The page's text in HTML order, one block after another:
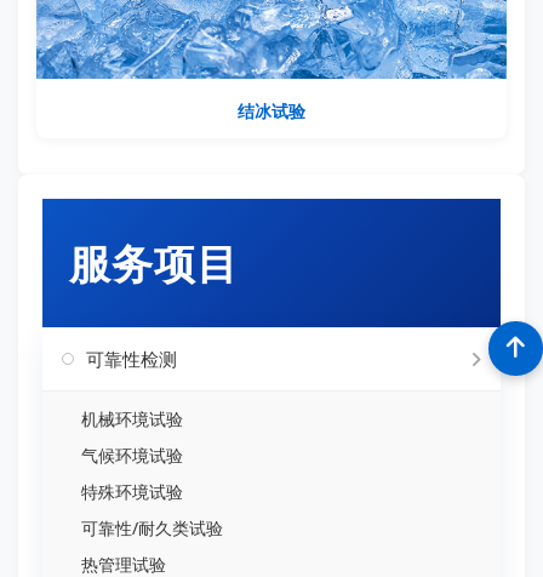
结冰试验
服务项目
可靠性检测
机械环境试验
气候环境试验
特殊环境试验
可靠性/耐久类试验
热管理试验